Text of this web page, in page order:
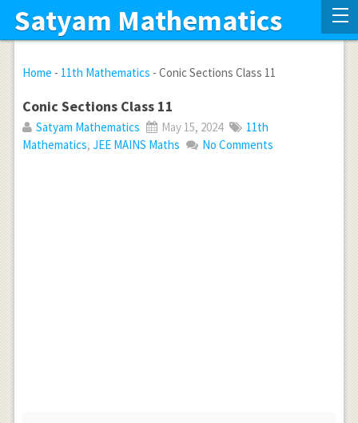
Satyam Mathematics
Home - 11th Mathematics - Conic Sections Class 11
Conic Sections Class 11
Satyam Mathematics May 15, 2024
11th
Mathematics, JEE MAINS Maths No Comments